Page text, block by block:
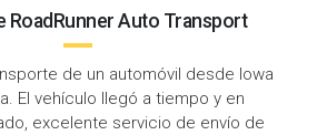
RoadRunner Auto Transport
de Iowa a Indiana con RoadRunner y
un trabajo fantástico. Proporcionaron
consistentes y me mantuvieron